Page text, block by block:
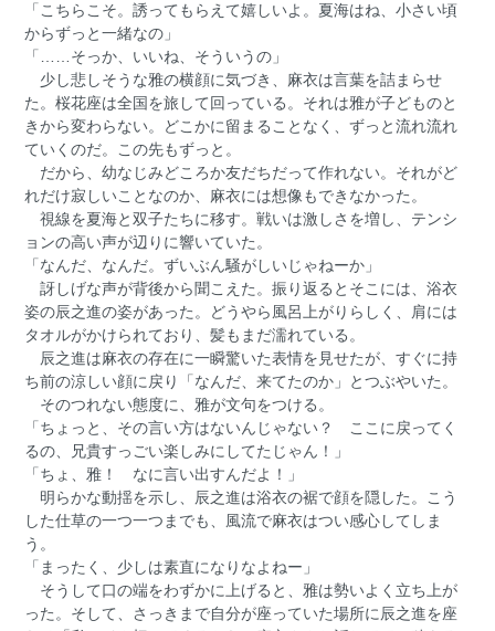
「こちらこそ。誘ってもらえて嬉しいよ。夏海はね、小さい頃
からずっと一緒なの」
「……そっか、いいね、そういうの」
少し悲しそうな雅の横顔に気づき、麻衣は言葉を詰まらせ
た。桜花座は全国を旅して回っている。それは雅が子どものと
きから変わらない。どこかに留まることなく、ずっと流れ流れ
ていくのだ。この先もずっと。
だから、幼なじみどころか友だちだって作れない。それがど
れだけ寂しいことなのか、麻衣には想像もできなかった。
視線を夏海と双子たちに移す。戦いは激しさを増し、テンシ
ョンの高い声が辺りに響いていた。
「なんだ、なんだ。ずいぶん騒がしいじゃねーか」
訝しげな声が背後から聞こえた。振り返るとそこには、浴衣
姿の辰之進の姿があった。どうやら風呂上がりらしく、肩には
タオルがかけられており、髪もまだ濡れている。
辰之進は麻衣の存在に一瞬驚いた表情を見せたが、すぐに持
ち前の涼しい顔に戻り「なんだ、来てたのか」とつぶやいた。
そのつれない態度に、雅が文句をつける。
「ちょっと、その言い方はないんじゃない？ ここに戻ってく
るの、兄貴すっごい楽しみにしてたじゃん！」
「ちょ、雅！ なに言い出すんだよ！」
明らかな動揺を示し、辰之進は浴衣の裾で顔を隠した。こう
した仕草の一つ一つまでも、風流で麻衣はつい感心してしま
う。
「まったく、少しは素直になりなよねー」
そうして口の端をわずかに上げると、雅は勢いよく立ち上が
った。そして、さっきまで自分が座っていた場所に辰之進を座